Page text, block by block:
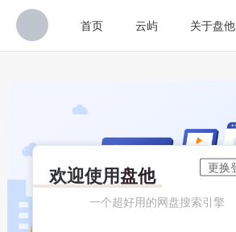
首页 云屿 关于盘他
欢迎使用盘他
一个超好用的网盘搜索引擎